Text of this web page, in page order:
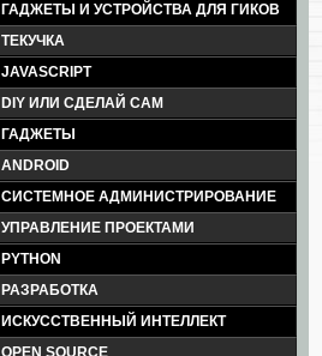
ГАДЖЕТЫ И УСТРОЙСТВА ДЛЯ ГИКОВ
ТЕКУЧКА
JAVASCRIPT
DIY ИЛИ СДЕЛАЙ САМ
ГАДЖЕТЫ
ANDROID
СИСТЕМНОЕ АДМИНИСТРИРОВАНИЕ
УПРАВЛЕНИЕ ПРОЕКТАМИ
PYTHON
РАЗРАБОТКА
ИСКУССТВЕННЫЙ ИНТЕЛЛЕКТ
OPEN SOURCE